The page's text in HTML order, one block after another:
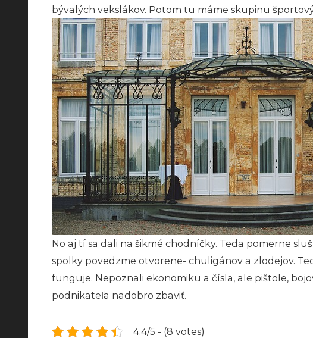
bývalých vekslákov. Potom tu máme skupinu
No aj tí sa dali na šikmé chodníčky. Teda pomerne
spolky povedzme otvorene- chuligánov a zlodejov.
funguje. Nepoznali ekonomiku a čísla, ale pištole,
podnikateľa nadobro zbaviť.
4.4/5 - (8 votes)